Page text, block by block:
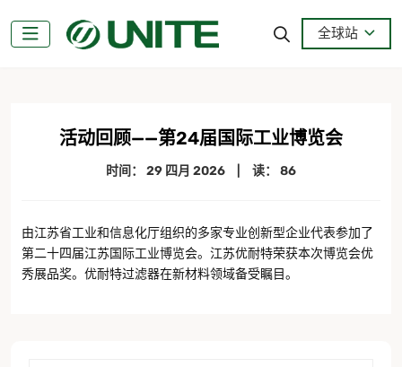
全球站
活动回顾——第24届国际工业博览会
时间： 29 四月 2026 读： 86
由江苏省工业和信息化厅组织的多家专业创新型企业代表参加了
第二十四届江苏国际工业博览会。江苏优耐特荣获本次博览会优
秀展品奖。优耐特过滤器在新材料领域备受瞩目。